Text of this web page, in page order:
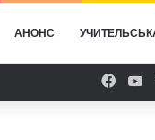
АНОНС